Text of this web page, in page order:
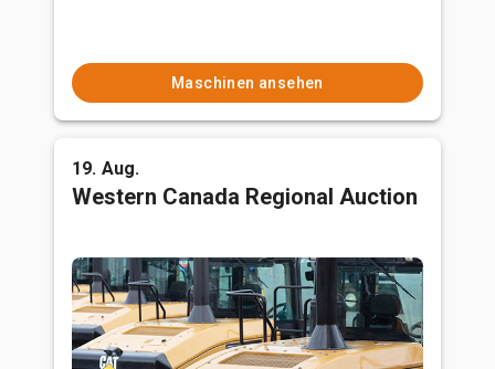
Maschinen ansehen
19. Aug.
Western Canada Regional Auction